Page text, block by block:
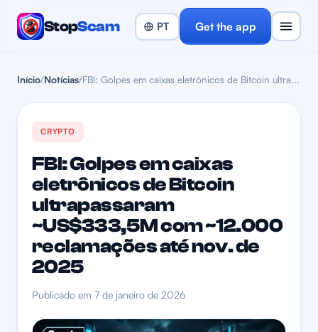
StopScam Get the app
Início/Notícias/FBI: Golpes em caixas eletrônicos de Bitcoin ultra...
CRYPTO
FBI: Golpes em caixas
eletrônicos de Bitcoin
ultrapassaram
~US$333,5M com ~12.000
reclamações até nov. de
2025
Publicado em 7 de janeiro de 2026